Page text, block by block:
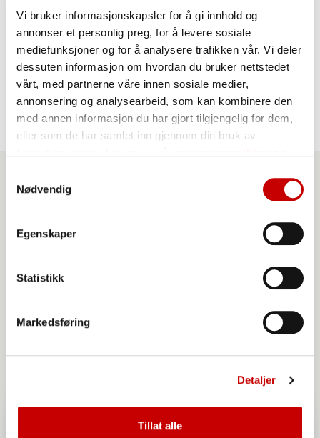
Vi bruker informasjonskapsler for å gi innhold og
annonser et personlig preg, for å levere sosiale
mediefunksjoner og for å analysere trafikken vår. Vi deler
dessuten informasjon om hvordan du bruker nettstedet
vårt, med partnerne våre innen sosiale medier,
annonsering og analysearbeid, som kan kombinere den
med annen informasjon du har gjort tilgjengelig for dem,
eller som de har samlet inn gjennom din bruk av
Nødvendig
Egenskaper
Statistikk
Markedsføring
Detaljer
Tillat alle
1 dl
olje
5 dl
bringebær
muffinsformer
til denne oppskriften